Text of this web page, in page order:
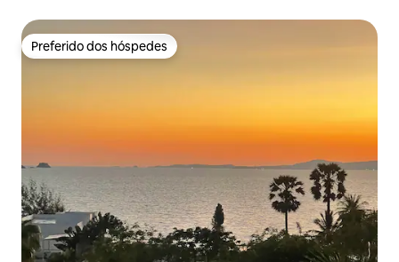
Preferido dos hóspedes
Preferido dos hóspedes